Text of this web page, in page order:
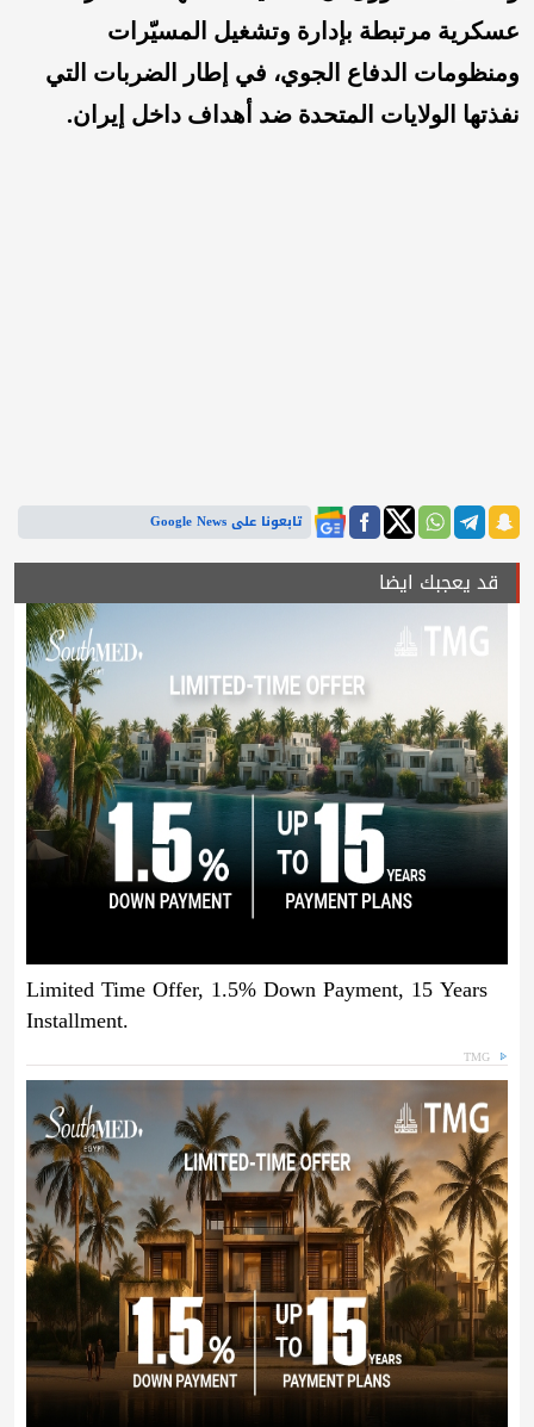
عسكرية مرتبطة بإدارة وتشغيل المسيّرات
ومنظومات الدفاع الجوي، في إطار الضربات التي
نفذتها الولايات المتحدة ضد أهداف داخل إيران.
تابعونا على Google News
قد يعجبك ايضا
Limited Time Offer, 1.5% Down Payment, 15 Years
Installment.
TMG